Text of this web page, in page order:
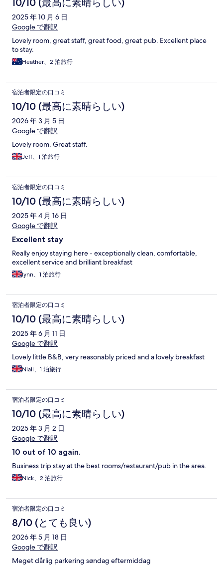
10/10 (最高に素晴らしい)
2025 年 10 月 6 日
Google で翻訳
Lovely room, great staff, great food, great pub. Excellent place
to stay.
Heather、2 泊旅行
宿泊者限定の口コミ
10/10 (最高に素晴らしい)
2026 年 3 月 5 日
Google で翻訳
Lovely room. Great staff.
Jeff、1 泊旅行
宿泊者限定の口コミ
10/10 (最高に素晴らしい)
2025 年 4 月 16 日
Google で翻訳
Excellent stay
Really enjoy staying here - exceptionally clean, comfortable,
excellent service and brilliant breakfast
lynn、1 泊旅行
宿泊者限定の口コミ
10/10 (最高に素晴らしい)
2025 年 6 月 11 日
Google で翻訳
Lovely little B&B, very reasonably priced and a lovely breakfast
Niall、1 泊旅行
宿泊者限定の口コミ
10/10 (最高に素晴らしい)
2025 年 3 月 2 日
Google で翻訳
10 out of 10 again.
Business trip stay at the best rooms/restaurant/pub in the area.
Nick、2 泊旅行
宿泊者限定の口コミ
8/10 (とても良い)
2026 年 5 月 18 日
Google で翻訳
Meget dårlig parkering søndag eftermiddag